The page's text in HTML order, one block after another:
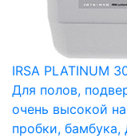
IRSA PLATINUM
Для полов,
очень высокой
пробки,